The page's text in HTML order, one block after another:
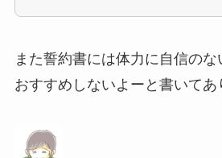
また誓約書には体力に自信の
おすすめしないよーと書いてあ